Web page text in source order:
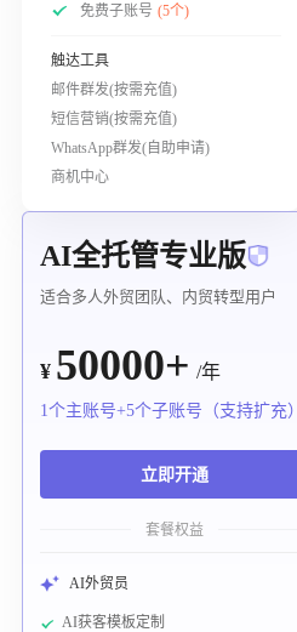
免费子账号 (5个)
触达工具
邮件群发(按需充值)
短信营销(按需充值)
WhatsApp群发(自助申请)
商机中心
AI全托管专业版
适合多人外贸团队、内贸转型用户
¥ 50000+ /年
1个主账号+5个子账号（支持扩充）
立即开通
套餐权益
AI外贸员
AI获客模板定制